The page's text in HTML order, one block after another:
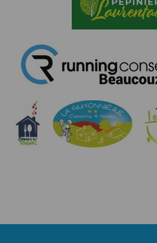
Partage
Cette
Cette
Aucun
Traduction
This app
does not
Payment
No